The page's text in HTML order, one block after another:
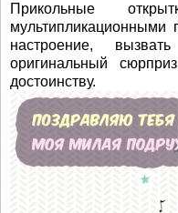
Прикольные
мультипликационными
настроение,
оригинальный
достоинству.